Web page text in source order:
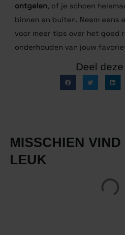
ontgelen, of je schoen
binnen en buiten. Neem eens
voor meer tips over het goed
onderhouden van jouw
Deel
MISSCHIEN
LEUK